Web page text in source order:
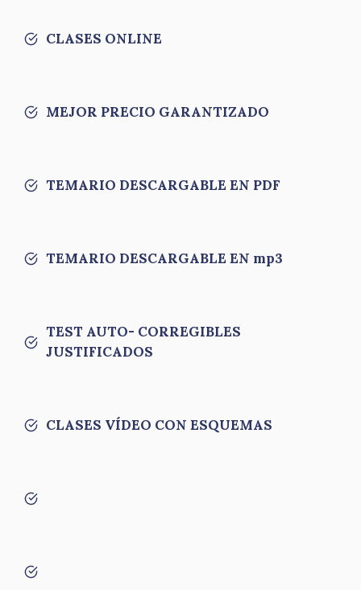
CLASES ONLINE
MEJOR PRECIO GARANTIZADO
TEMARIO DESCARGABLE EN PDF
TEMARIO DESCARGABLE EN mp3
TEST AUTO- CORREGIBLES
JUSTIFICADOS
CLASES VÍDEO CON ESQUEMAS